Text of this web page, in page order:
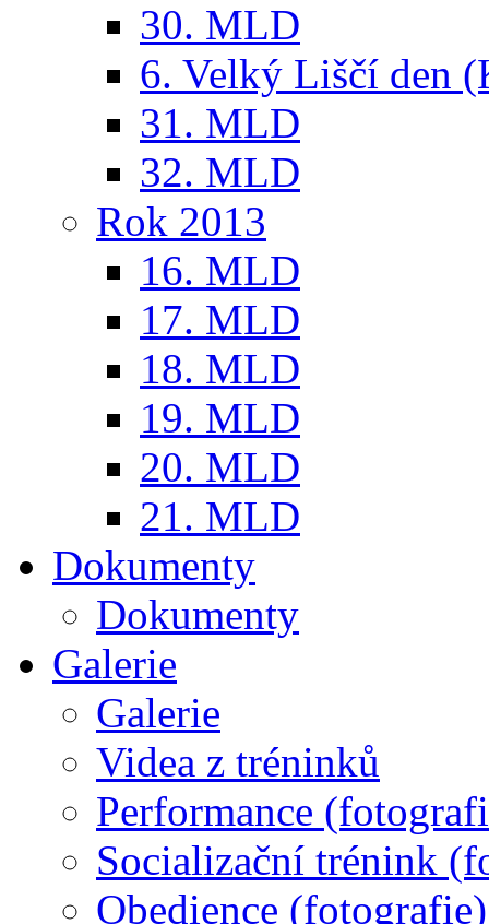
30. MLD
6. Velký Liščí den
31. MLD
32. MLD
Rok 2013
16. MLD
17. MLD
18. MLD
19. MLD
20. MLD
21. MLD
Dokumenty
Dokumenty
Galerie
Galerie
Videa z tréninků
Performance
Socializační trénink
Obedience (fotografie)